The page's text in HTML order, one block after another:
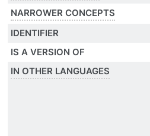
NARROWER CONCEPTS
IDENTIFIER
IS A VERSION OF
IN OTHER LANGUAGES